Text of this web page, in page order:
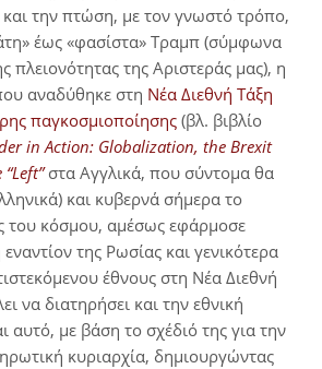
την πτώση, με τον γνωστό τρόπο,
έως «φασίστα» Τραμπ (σύμφωνα
πλειονότητας της Αριστεράς μας), η
αναδύθηκε στη Νέα Διεθνή Τάξη
παγκοσμιοποίησης (βλ. βιβλίο
in Action: Globalization, the Brexit
στα Αγγλικά, που σύντομα θα
και κυβερνά σήμερα το
του κόσμου, αμέσως εφάρμοσε
εναντίον της Ρωσίας και γενικότερα
έθνους στη Νέα Διεθνή
να διατηρήσει και την εθνική
αυτό, με βάση το σχέδιό της για την
κυριαρχία, δημιουργώντας